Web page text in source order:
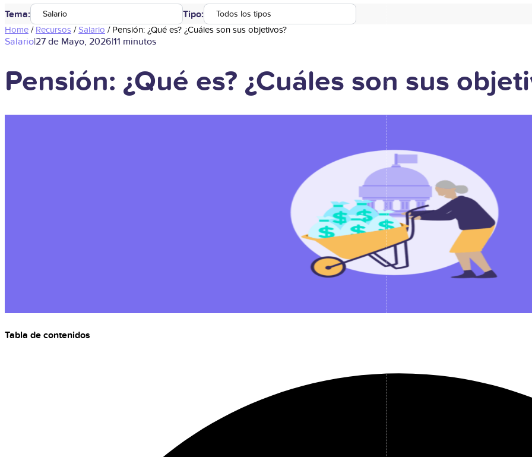
Tema: Salario Tipo: Todos los tipos
Home / Recursos /Salario / Pensión: ¿Qué es? ¿Cuáles son sus objetivos?
Salario|27 de Mayo, 2026|11 minutos
Pensión: ¿Qué es? ¿Cuáles son sus
Tabla de contenidos